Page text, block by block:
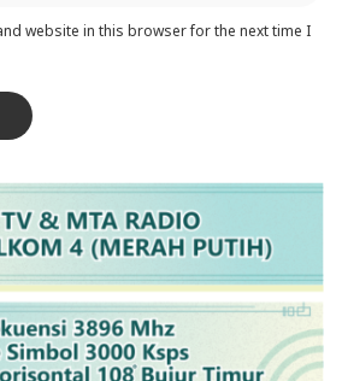
website in this browser for the next time I